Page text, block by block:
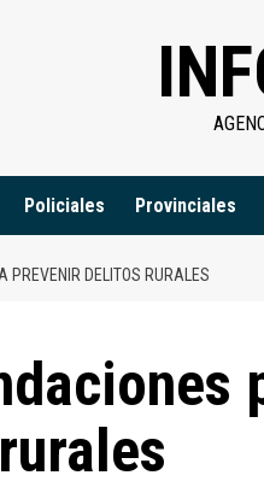
Policiales Provinciales
PREVENIR DELITOS RURALES